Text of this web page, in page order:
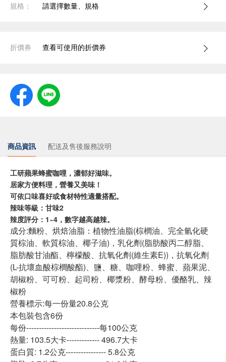
規格： 請選擇數量、規格
折價券 查看可使用的折價券
商品資訊 配送及售後服務說明
工研蘋果蜂蜜咖哩，濃郁好滋味。
居家方便料理，營養又美味！
可依口味喜好或食材特性適量搭配。
辣味等級：甘味2
辣度評分：1~4，數字越高越辣。
成分:麵粉、烘焙油脂：植物性油脂(棕櫚油、完全氫化硬
質棕油、軟質棕油、椰子油)，乳化劑(脂肪酸丙二醇脂、
脂肪酸甘油酯、檸檬酸、抗氧化劑(維生素E))，抗氧化劑
(L-抗壞血酸棕櫚酸酯)、鹽、糖、咖哩粉、蜂蜜、蘋果泥、
胡椒粉、可可粉、起司粉、椰漿粉、酵母粉、優酪乳、辣
椒粉
營養標示:每一份量20.8公克
本包裝包含6份
每份-----------------------------每100公克
熱量: 103.5大卡------------- 496.7大卡
蛋白質: 1.2公克---------------- 5.8公克